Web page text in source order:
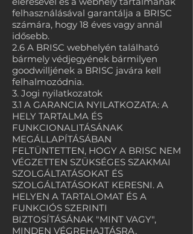
felhasználásával garantálja a BRISC
számára, hogy 18 éves vagy annál
idősebb.
2.6 A BRISC webhelyén található
bármely védjegyének bármilyen
goodwilljének a BRISC javára kell
felhalmozódnia.
3. Jogi nyilatkozatok
3.1 A GARANCIA NYILATKOZATA: A
HELY TARTALMA ÉS
FUNKCIONALITÁSÁNAK
MEGÁLLAPÍTÁSÁBAN
FELTÜNTETTEN, HOGY A BRISC NEM
VÉGZETTEN SZÜKSÉGES SZAKMAI
SZOLGÁLTATÁSOKAT ÉS
SZOLGÁLTATÁSOKAT KERESNI. A
HELYEN A TARTALOMAT ÉS A
FUNKCIÓS SZERINTI
BIZTOSÍTÁSÁNAK "MINT VAGY",
MINDEN VÉGREHAJTÁSRA,